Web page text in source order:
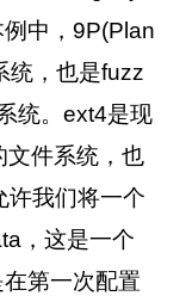
中， 9P(Plan
统，也是fuzz
统。ext4是现
文件系统，也
许我们将一个
，这是一个
第一次配置